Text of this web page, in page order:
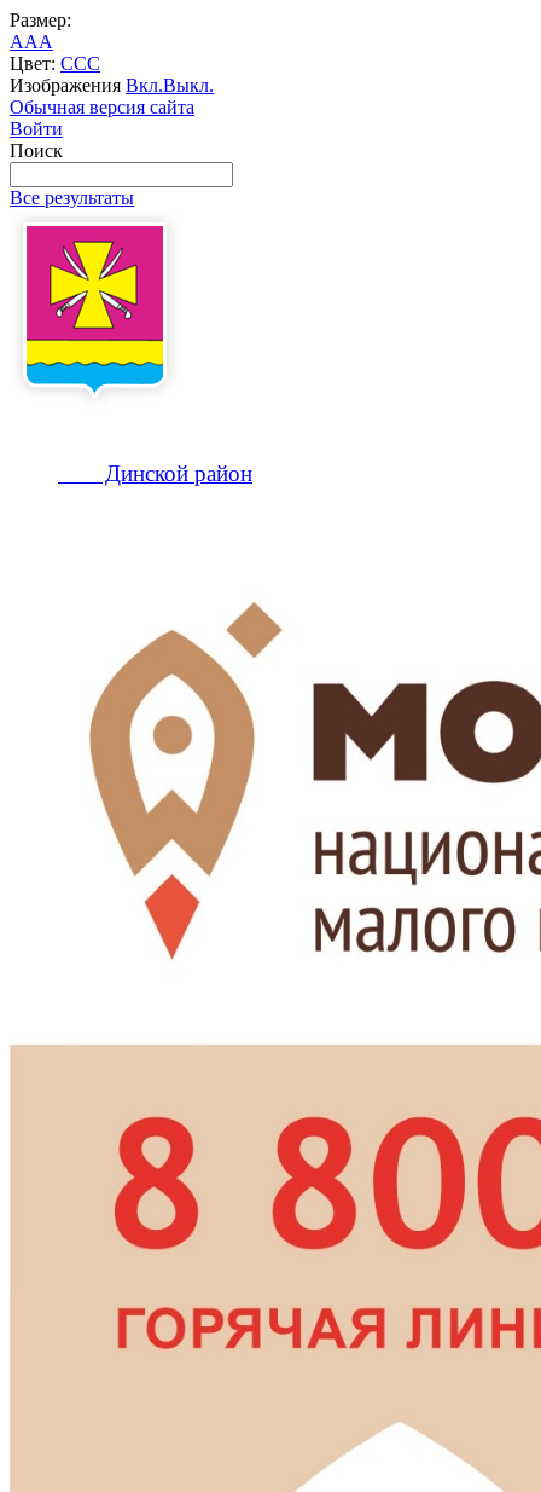
Размер:
AAA
Цвет: CCC
Изображения Вкл.Выкл.
Обычная версия сайта
Войти
Поиск
Все результаты
Динской район